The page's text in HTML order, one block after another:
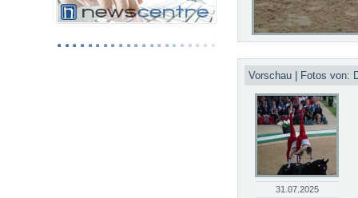
Vorschau | Fotos von:
31.07.2025